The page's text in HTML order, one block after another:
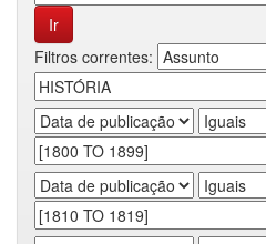
Filtros correntes: